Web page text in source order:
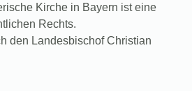
Kirche in Bayern ist eine
Rechts.
den Landesbischof Christian